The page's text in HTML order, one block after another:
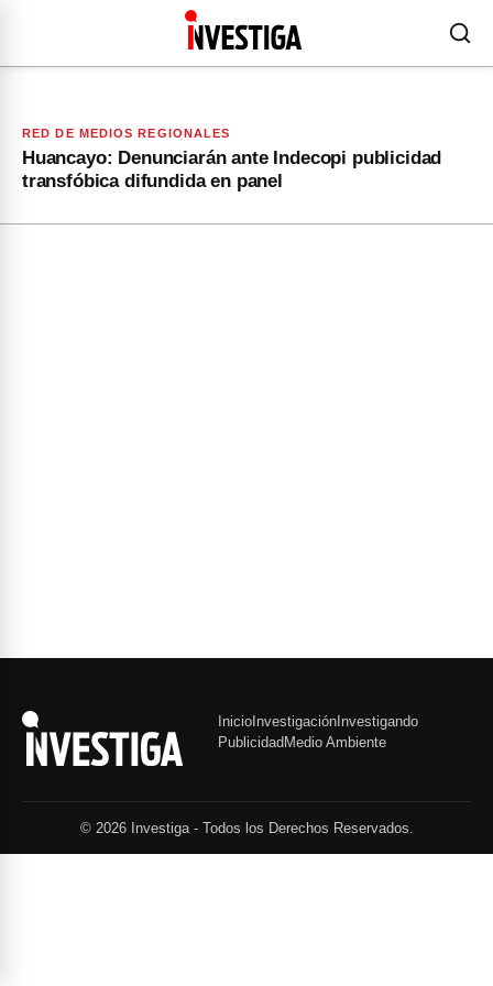
RED DE MEDIOS REGIONALES
Huancayo: Denunciarán ante Indecopi publicidad
transfóbica difundida en panel
InicioInvestigaciónInvestigando
PublicidadMedio Ambiente
© 2026 Investiga - Todos los Derechos Reservados.